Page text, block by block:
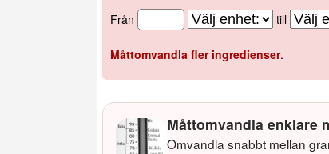
Från
till
Måttomvandla fler ingredienser.
Måttomvandla enklare
Omvandla snabbt mellan